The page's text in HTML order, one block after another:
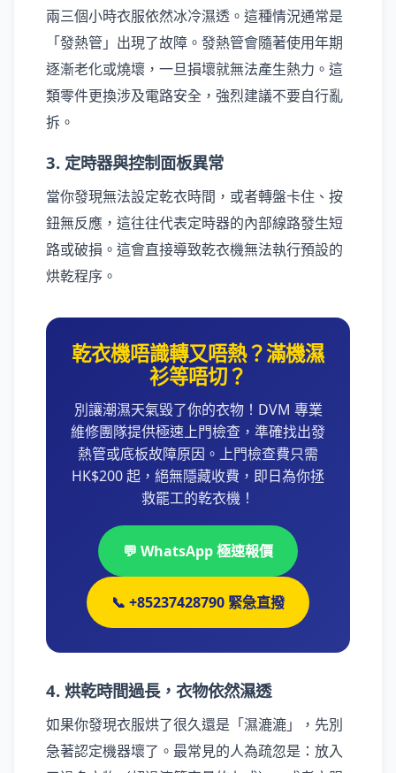
兩三個小時衣服依然冰冷濕透。這種情況通常是
「發熱管」出現了故障。發熱管會隨著使用年期
逐漸老化或燒壞，一旦損壞就無法產生熱力。這
類零件更換涉及電路安全，強烈建議不要自行亂
拆。
3. 定時器與控制面板異常
當你發現無法設定乾衣時間，或者轉盤卡住、按
鈕無反應，這往往代表定時器的內部線路發生短
路或破損。這會直接導致乾衣機無法執行預設的
烘乾程序。
乾衣機唔識轉又唔熱？滿機濕
衫等唔切？
別讓潮濕天氣毀了你的衣物！DVM 專業
維修團隊提供極速上門檢查，準確找出發
熱管或底板故障原因。上門檢查費只需
HK$200 起，絕無隱藏收費，即日為你拯
救罷工的乾衣機！
💬 WhatsApp 極速報價
📞 +85237428790 緊急直撥
4. 烘乾時間過長，衣物依然濕透
如果你發現衣服烘了很久還是「濕漉漉」，先別
急著認定機器壞了。最常見的人為疏忽是：放入